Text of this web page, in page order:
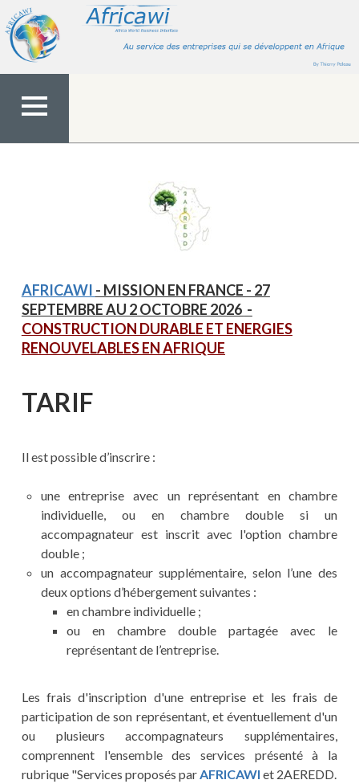
contenu
MENU
AFRICAWI - MISSION EN FRANCE - 27
SEPTEMBRE AU 2 OCTOBRE 2026 -
CONSTRUCTION DURABLE ET ENERGIES
RENOUVELABLES EN AFRIQUE
TARIF
Il est possible d’inscrire :
une entreprise avec un représentant en chambre
individuelle, ou en chambre double si un
accompagnateur est inscrit avec l'option chambre
double ;
un accompagnateur supplémentaire, selon l’une des
deux options d’hébergement suivantes :
en chambre individuelle ;
ou en chambre double partagée avec le
représentant de l’entreprise.
Les frais d'inscription d'une entreprise et les frais de
participation de son représentant, et éventuellement d'un
ou plusieurs accompagnateurs supplémentaires,
comprennent l'ensemble des services présenté à la
rubrique "Services proposés parAFRICAWI et 2AEREDD.